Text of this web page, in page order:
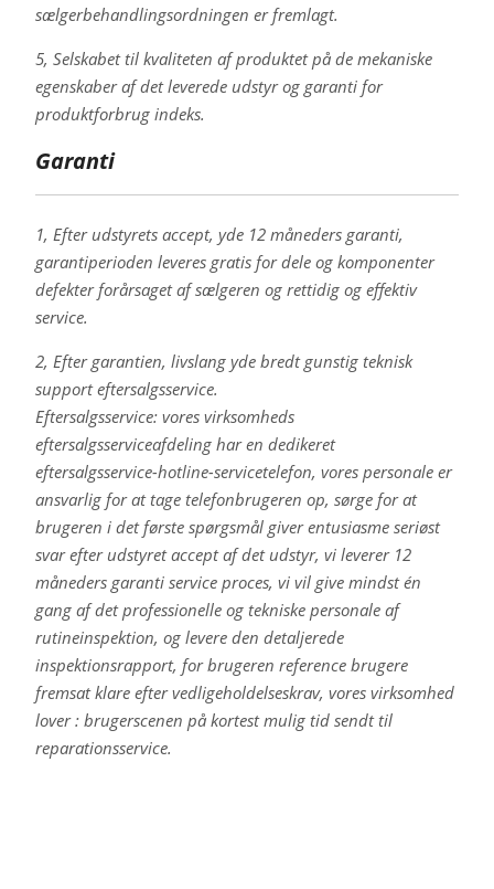
sælgerbehandlingsordningen er fremlagt.
5, Selskabet til kvaliteten af produktet på de mekaniske
egenskaber af det leverede udstyr og garanti for
produktforbrug indeks.
Garanti
1, Efter udstyrets accept, yde 12 måneders garanti,
garantiperioden leveres gratis for dele og komponenter
defekter forårsaget af sælgeren og rettidig og effektiv
service.
2, Efter garantien, livslang yde bredt gunstig teknisk
support eftersalgsservice.
Eftersalgsservice: vores virksomheds
eftersalgsserviceafdeling har en dedikeret
eftersalgsservice-hotline-servicetelefon, vores personale er
ansvarlig for at tage telefonbrugeren op, sørge for at
brugeren i det første spørgsmål giver entusiasme seriøst
svar efter udstyret accept af det udstyr, vi leverer 12
måneders garanti service proces, vi vil give mindst én
gang af det professionelle og tekniske personale af
rutineinspektion, og levere den detaljerede
inspektionsrapport, for brugeren reference brugere
fremsat klare efter vedligeholdelseskrav, vores virksomhed
lover : brugerscenen på kortest mulig tid sendt til
reparationsservice.